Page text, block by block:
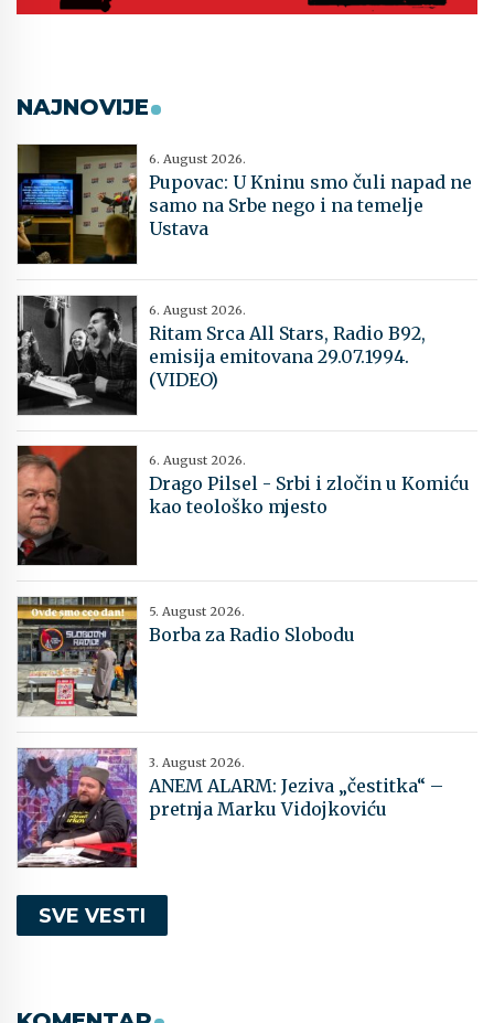
NAJNOVIJE
6. August 2026.
Pupovac: U Kninu smo čuli napad ne
samo na Srbe nego i na temelje
Ustava
6. August 2026.
Ritam Srca All Stars, Radio B92,
emisija emitovana 29.07.1994.
(VIDEO)
6. August 2026.
Drago Pilsel - Srbi i zločin u Komiću
kao teološko mjesto
5. August 2026.
Borba za Radio Slobodu
3. August 2026.
ANEM ALARM: Jeziva „čestitka“ –
pretnja Marku Vidojkoviću
SVE VESTI